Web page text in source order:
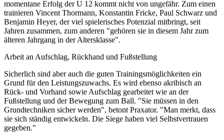
momentane Erfolg der U 12 kommt nicht von ungefähr. Zum einen
trainieren Vincent Thormann, Konstantin Fricke, Paul Schwarz und
Benjamin Heyer, der viel spielerisches Potenzial mitbringt, seit
Jahren zusammen, zum anderen "gehören sie in diesem Jahr zum
älteren Jahrgang in der Altersklasse".
Arbeit an Aufschlag, Rückhand und Fußstellung
Sicherlich sind aber auch die guten Trainingsmöglichkeiten ein
Grund für den Leistungszuwachs. Es wird ebenso akribisch an
Rück- und Vorhand sowie Aufschlag gearbeitet wie an der
Fußstellung und der Bewegung zum Ball. "Sie müssen in den
Grundtechniken sicher werden", betont Praxator. "Man merkt, dass
sie sich ständig entwickeln. Die Siege haben viel Selbstvertrauen
gegeben."